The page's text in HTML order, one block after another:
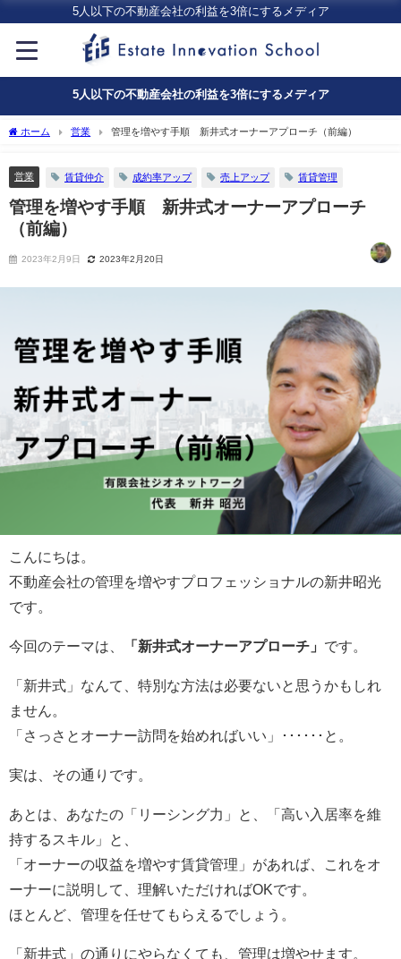
5人以下の不動産会社の利益を3倍にするメディア
5人以下の不動産会社の利益を3倍にするメディア
ホーム 営業 管理を増やす手順 新井式オーナーアプローチ（前編）
営業 賃貸仲介 成約率アップ 売上アップ 賃貸管理
管理を増やす手順 新井式オーナーアプローチ
（前編）
2023年2月9日 2023年2月20日
こんにちは。
不動産会社の管理を増やすプロフェッショナルの新井昭光
です。
今回のテーマは、 「新井式オーナーアプローチ」 です。
「新井式」なんて、特別な方法は必要ないと思うかもしれ
ません。
「さっさとオーナー訪問を始めればいい」･･････と。
実は、その通りです。
あとは、あなたの「リーシング力」と、「高い入居率を維
持するスキル」と、
「オーナーの収益を増やす賃貸管理」があれば、これをオ
ーナーに説明して、理解いただければOKです。
ほとんど、管理を任せてもらえるでしょう。
「新井式」の通りにやらなくても、管理は増やせます。